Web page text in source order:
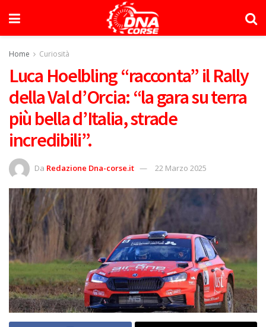
Home Curiosità
Luca Hoelbling “racconta” il Rally
della Val d’Orcia: “la gara su terra
più bella d’Italia, strade
incredibili”.
Da Redazione Dna-corse.it 22 Marzo 2025